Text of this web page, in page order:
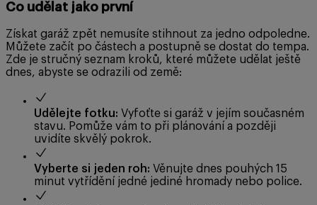
Co udělat jako první
Získat garáž zpět nemusíte stihnout za jedno odpoledne.
Můžete začít po částech a postupně se dostat do tempa.
Zde je stručný seznam kroků, které můžete udělat ještě
dnes, abyste se odrazili od země:
Udělejte fotku: Vyfoťte si garáž v jejím současném
stavu. Pomůže vám to při plánování a později
uvidíte skvělý pokrok.
Vyberte si jeden roh: Věnujte dnes pouhých 15
minut vytřídění jedné jediné hromady nebo police.